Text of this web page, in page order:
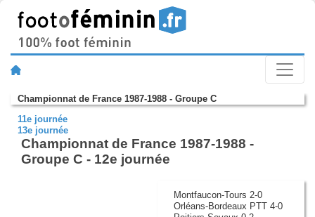
Championnat de France 1987-1988 - Groupe C
11e journée
13e journée
Championnat de France 1987-1988 -
Groupe C - 12e journée
Montfaucon-Tours 2-0
Orléans-Bordeaux PTT 4-0